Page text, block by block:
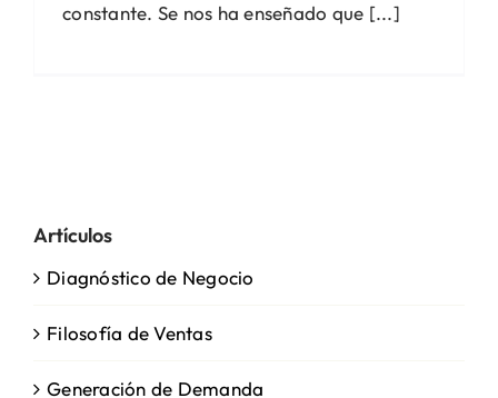
constante. Se nos ha enseñado que [...]
Artículos
Diagnóstico de Negocio
Filosofía de Ventas
Generación de Demanda